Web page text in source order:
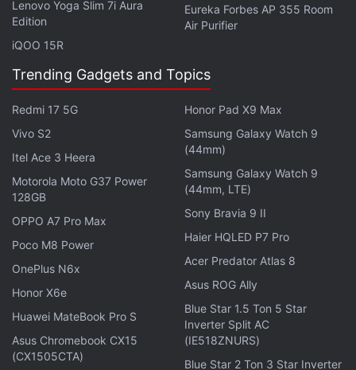
Lenovo Yoga Slim 7i Aura
Edition
iQOO 15R
Eureka Forbes AP 355 Room
Air Purifier
Trending Gadgets and Topics
Redmi 17 5G
Vivo S2
Itel Ace 3 Heera
Motorola Moto G37 Power
128GB
OPPO A7 Pro Max
Poco M8 Power
OnePlus N6x
Honor X6e
Huawei MateBook Pro S
Asus Chromebook CX15
(CX1505CTA)
Honor Pad X9 Max
Samsung Galaxy Watch 9
(44mm)
Samsung Galaxy Watch 9
(44mm, LTE)
Sony Bravia 9 II
Haier HQLED P7 Pro
Acer Predator Atlas 8
Asus ROG Ally
Blue Star 1.5 Ton 5 Star
Inverter Split AC
(IE518ZNURS)
Blue Star 2 Ton 3 Star Inverter